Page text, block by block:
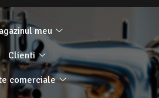
meu
Clienti
comerciale